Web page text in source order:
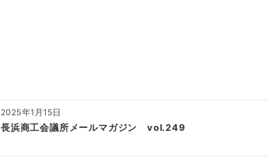
2025年1月15日
長浜商工会議所メールマガジン vol.249